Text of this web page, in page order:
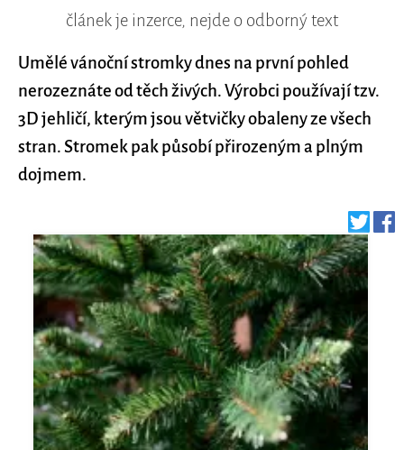
článek je inzerce, nejde o odborný text
Umělé vánoční stromky dnes na první pohled
nerozeznáte od těch živých. Výrobci používají tzv.
3D jehličí, kterým jsou větvičky obaleny ze všech
stran. Stromek pak působí přirozeným a plným
dojmem.